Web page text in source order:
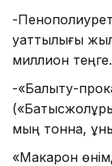
-
қуаттылығы
миллион теңге.
-«Балқыту-
мың тонна,
«Макарон